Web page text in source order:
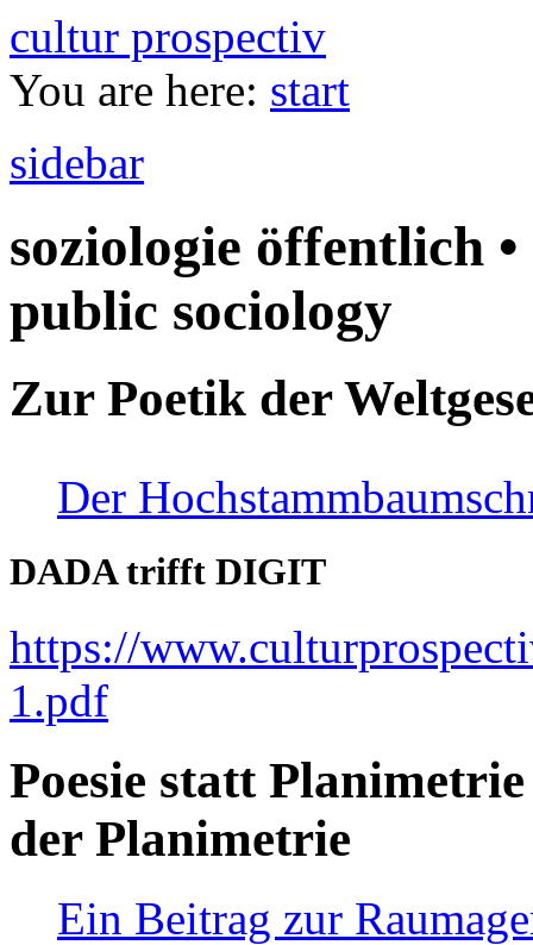
cultur prospectiv
You are here: start
sidebar
soziologie öffentlich
public sociology
Zur Poetik der
Der
DADA trifft DIGIT
https://
1.pdf
Poesie statt
der Planimetrie
Ein Beitrag zur